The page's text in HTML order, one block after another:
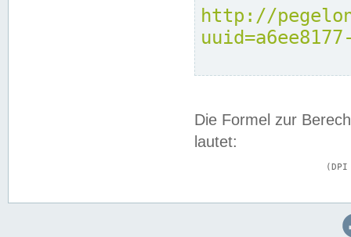
http://
Die Formel zur
lautet: